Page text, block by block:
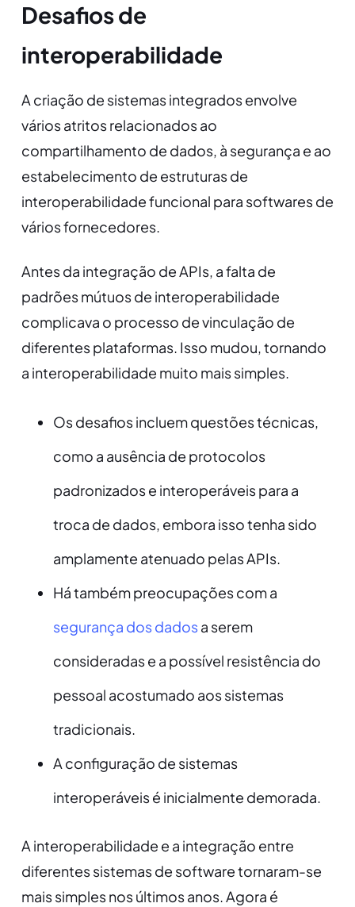
Desafios de
interoperabilidade
A criação de sistemas integrados envolve
vários atritos relacionados ao
compartilhamento de dados, à segurança e ao
estabelecimento de estruturas de
interoperabilidade funcional para softwares de
vários fornecedores.
Antes da integração de APIs, a falta de
padrões mútuos de interoperabilidade
complicava o processo de vinculação de
diferentes plataformas. Isso mudou, tornando
a interoperabilidade muito mais simples.
Os desafios incluem questões técnicas,
como a ausência de protocolos
padronizados e interoperáveis para a
troca de dados, embora isso tenha sido
amplamente atenuado pelas APIs.
Há também preocupações com a
segurança dos dadosa serem
consideradas e a possível resistência do
pessoal acostumado aos sistemas
tradicionais.
A configuração de sistemas
interoperáveis é inicialmente demorada.
A interoperabilidade e a integração entre
diferentes sistemas de software tornaram-se
mais simples nos últimos anos. Agora é